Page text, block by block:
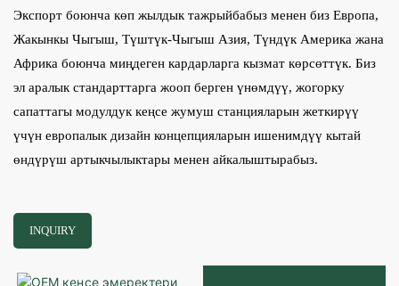
Экспорт боюнча көп жылдык тажрыйбабыз менен биз Европа,
Жакынкы Чыгыш, Түштүк-Чыгыш Азия, Түндүк Америка жана
Африка боюнча миңдеген кардарларга кызмат көрсөттүк. Биз
эл аралык стандарттарга жооп берген үнөмдүү, жогорку
сапаттагы модулдук кеңсе жумуш станцияларын жеткирүү
үчүн европалык дизайн концепцияларын ишенимдүү кытай
өндүрүш артыкчылыктары менен айкалыштырабыз.
INQUIRY